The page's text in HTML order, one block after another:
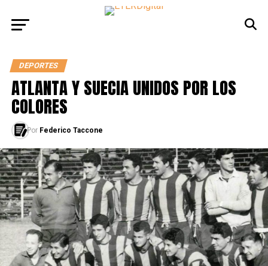
DEPORTES
ATLANTA Y SUECIA UNIDOS POR LOS
COLORES
Por Federico Taccone